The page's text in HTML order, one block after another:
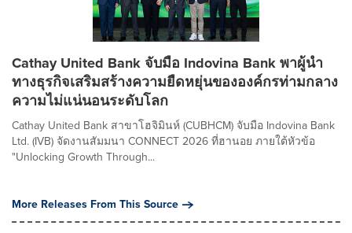
Cathay United Bank จับมือ Indovina Bank พาผู้นำ
ทางธุรกิจเสริมสร้างความยืดหยุ่นขององค์กรท่ามกลาง
ความไม่แน่นอนระดับโลก
Cathay United Bank สาขาโฮจิมินห์ (CUBHCM) จับมือ Indovina Bank
Ltd. (IVB) จัดงานสัมมนา CONNECT 2026 ที่ฮานอย ภายใต้หัวข้อ
"Unlocking Growth Through...
More Releases From This Source